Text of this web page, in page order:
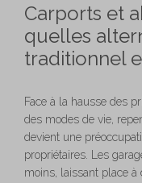
Carports et
quelles
traditionnel
Face à la hausse des
des modes de vie,
devient une
propriétaires. Les
moins, laissant place à